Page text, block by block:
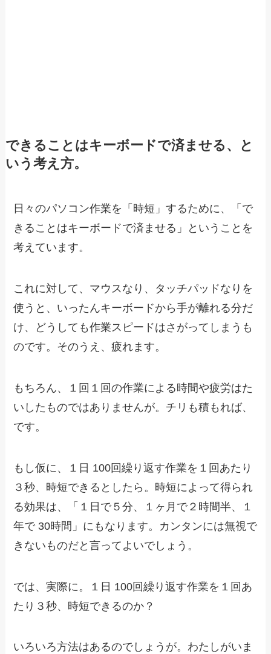
できることはキーボードで済ませる、と
いう考え方。
日々のパソコン作業を「時短」するために、「で
きることはキーボードで済ませる」ということを
考えています。
これに対して、マウスなり、タッチパッドなりを
使うと、いったんキーボードから手が離れる分だ
け、どうしても作業スピードはさがってしまうも
のです。そのうえ、疲れます。
もちろん、１回１回の作業による時間や疲労はた
いしたものではありませんが。チリも積もれば、
です。
もし仮に、１日 100回繰り返す作業を１回あたり
３秒、時短できるとしたら。時短によって得られ
る効果は、「１日で５分、１ヶ月で２時間半、１
年で 30時間」にもなります。カンタンには無視で
きないものだと言ってよいでしょう。
では、実際に。１日 100回繰り返す作業を１回あ
たり３秒、時短できるのか？
いろいろ方法はあるのでしょうが。わたしがいま